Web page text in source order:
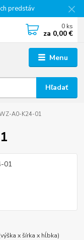
predstáv
Menu
Hľadať
0 ks
za 0,00 €
A0-K24-01
x šírka x hĺbka)